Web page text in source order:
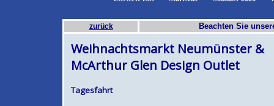
zurück Beachten Sie
Weihnachtsmarkt Neumünster &
McArthur Glen Design Outlet
Tagesfahrt